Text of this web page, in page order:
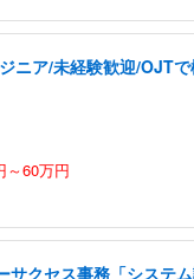
ニア/未経験歓迎/OJT
～60万円
サクセス事務「システ